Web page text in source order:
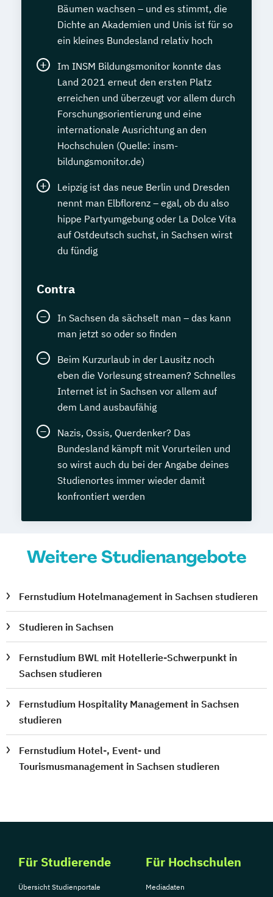
Bäumen wachsen – und es stimmt, die
Dichte an Akademien und Unis ist für so
ein kleines Bundesland relativ hoch
Im INSM Bildungsmonitor konnte das
Land 2021 erneut den ersten Platz
erreichen und überzeugt vor allem durch
Forschungsorientierung und eine
internationale Ausrichtung an den
Hochschulen (Quelle: insm-
bildungsmonitor.de)
Leipzig ist das neue Berlin und Dresden
nennt man Elbflorenz – egal, ob du also
hippe Partyumgebung oder La Dolce Vita
auf Ostdeutsch suchst, in Sachsen wirst
du fündig
Contra
In Sachsen da sächselt man – das kann
man jetzt so oder so finden
Beim Kurzurlaub in der Lausitz noch
eben die Vorlesung streamen? Schnelles
Internet ist in Sachsen vor allem auf
dem Land ausbaufähig
Nazis, Ossis, Querdenker? Das
Bundesland kämpft mit Vorurteilen und
so wirst auch du bei der Angabe deines
Studienortes immer wieder damit
konfrontiert werden
Weitere Studienangebote
Fernstudium Hotelmanagement in Sachsen studieren
Studieren in Sachsen
Fernstudium BWL mit Hotellerie-Schwerpunkt in
Sachsen studieren
Fernstudium Hospitality Management in Sachsen
studieren
Fernstudium Hotel-, Event- und
Tourismusmanagement in Sachsen studieren
Für Studierende
Übersicht Studienportale
Für Hochschulen
Mediadaten